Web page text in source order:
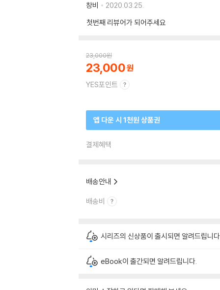
창비
2020.03.25.
첫번째 리뷰어가 되어주세요
23,000원
23,000
YES포인트
앱 다운 시 1천원 상품권
결제혜택
배송안내
배송비
시리즈의 신상품이 출시되면 알려드립니
eBook이 출간되면 알려드립니다.